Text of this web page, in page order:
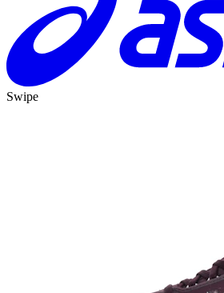
Swipe